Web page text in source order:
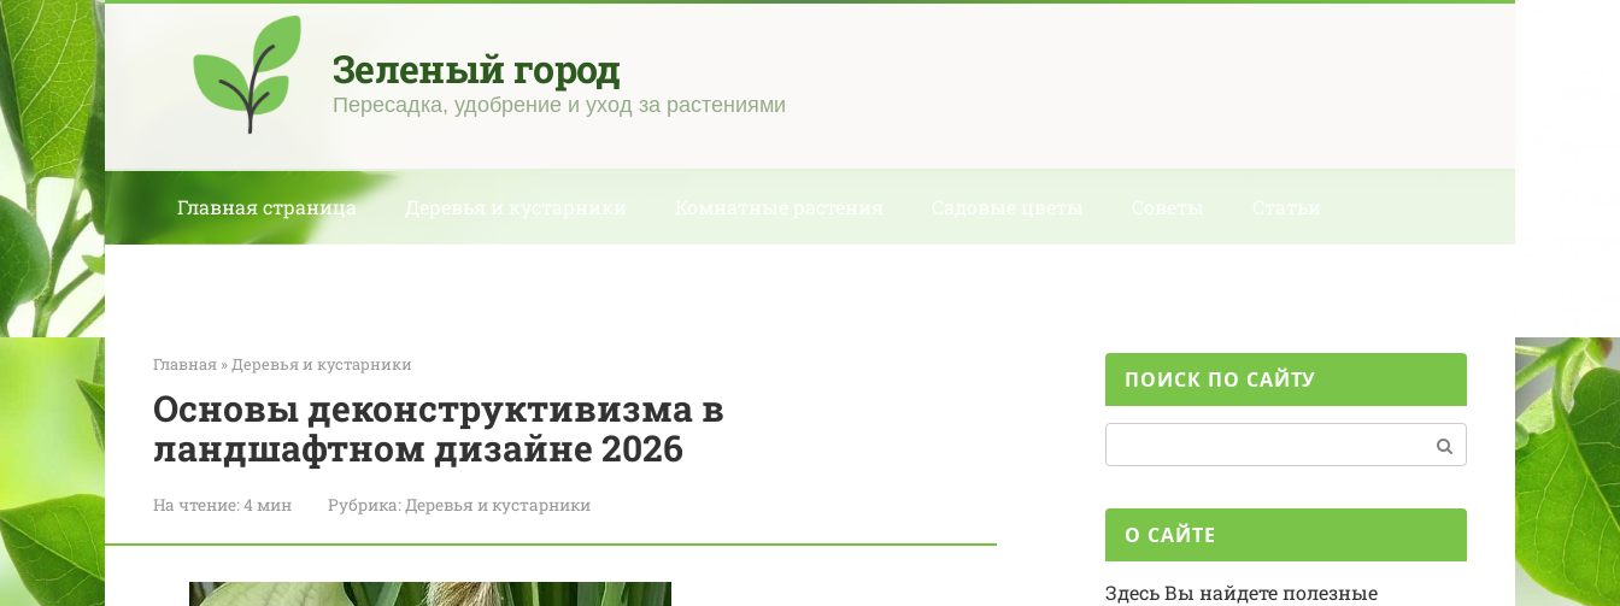
Перейти
к
контенту
Зеленый город
Пересадка, удобрение и уход за растениями
Главная страница Деревья и кустарники Комнатные растения Садовые цветы Советы Статьи
Главная » Деревья и кустарники
Основы деконструктивизма в
ландшафтном дизайне 2026
На чтение:4 мин Рубрика:Деревья и кустарники
ПОИСК ПО САЙТУ
О САЙТЕ
Здесь Вы найдете полезные